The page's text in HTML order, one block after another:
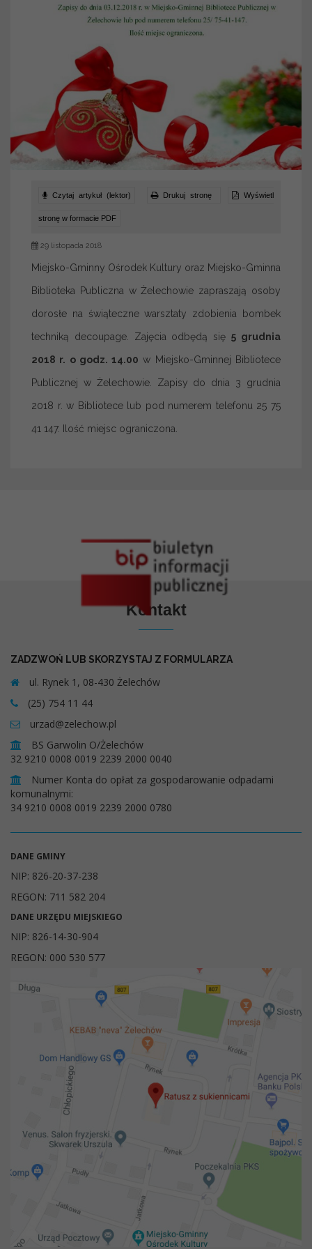
Czytaj artykuł (lektor) Drukuj stronę Wyświetl
stronę w formacie PDF
29 listopada 2018
Miejsko-Gminny Ośrodek Kultury oraz Miejsko-Gminna
Biblioteka Publiczna w Żelechowie zapraszają osoby
dorosłe na świąteczne warsztaty zdobienia bombek
techniką decoupage. Zajęcia odbędą się5 grudnia
2018 r. o godz. 14.00 w Miejsko-Gminnej Bibliotece
Publicznej w Żelechowie. Zapisy do dnia 3 grudnia
2018 r. w Bibliotece lub pod numerem telefonu 25 75
41 147. Ilość miejsc ograniczona.
Kontakt
ZADZWOŃ LUB SKORZYSTAJ Z FORMULARZA
ul. Rynek 1, 08-430 Żelechów
(25) 754 11 44
urzad@zelechow.pl
BS Garwolin O/Żelechów
32 9210 0008 0019 2239 2000 0040
Numer Konta do opłat za gospodarowanie odpadami
komunalnymi:
34 9210 0008 0019 2239 2000 0780
DANE GMINY
NIP: 826-20-37-238
REGON: 711 582 204
DANE URZĘDU MIEJSKIEGO
NIP: 826-14-30-904
REGON: 000 530 577